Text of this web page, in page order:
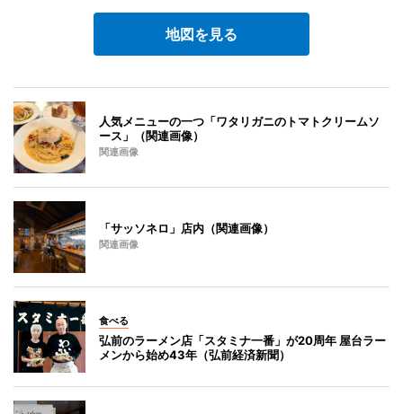
地図を見る
人気メニューの一つ「ワタリガニのトマトクリームソ
ース」（関連画像）
関連画像
「サッソネロ」店内（関連画像）
関連画像
食べる
弘前のラーメン店「スタミナ一番」が20周年 屋台ラー
メンから始め43年（弘前経済新聞）